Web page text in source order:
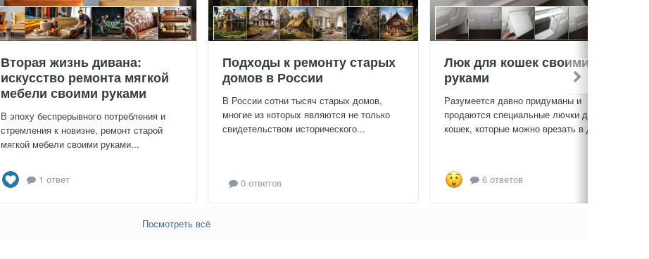
Вторая жизнь дивана:
искусство ремонта мягкой
мебели своими руками
В эпоху беспрерывного потребления и
стремления к новизне, ремонт старой
мягкой мебели своими руками...
1 ответ
Подходы к ремонту старых
домов в России
В России сотни тысяч старых домов,
многие из которых являются не только
свидетельством исторического...
0 ответов
Люк для кошек своими
руками
Разумеется давно придуманы и
продаются специальные лючки для
кошек, которые можно врезать в дверь...
6 ответов
Посмотреть всё